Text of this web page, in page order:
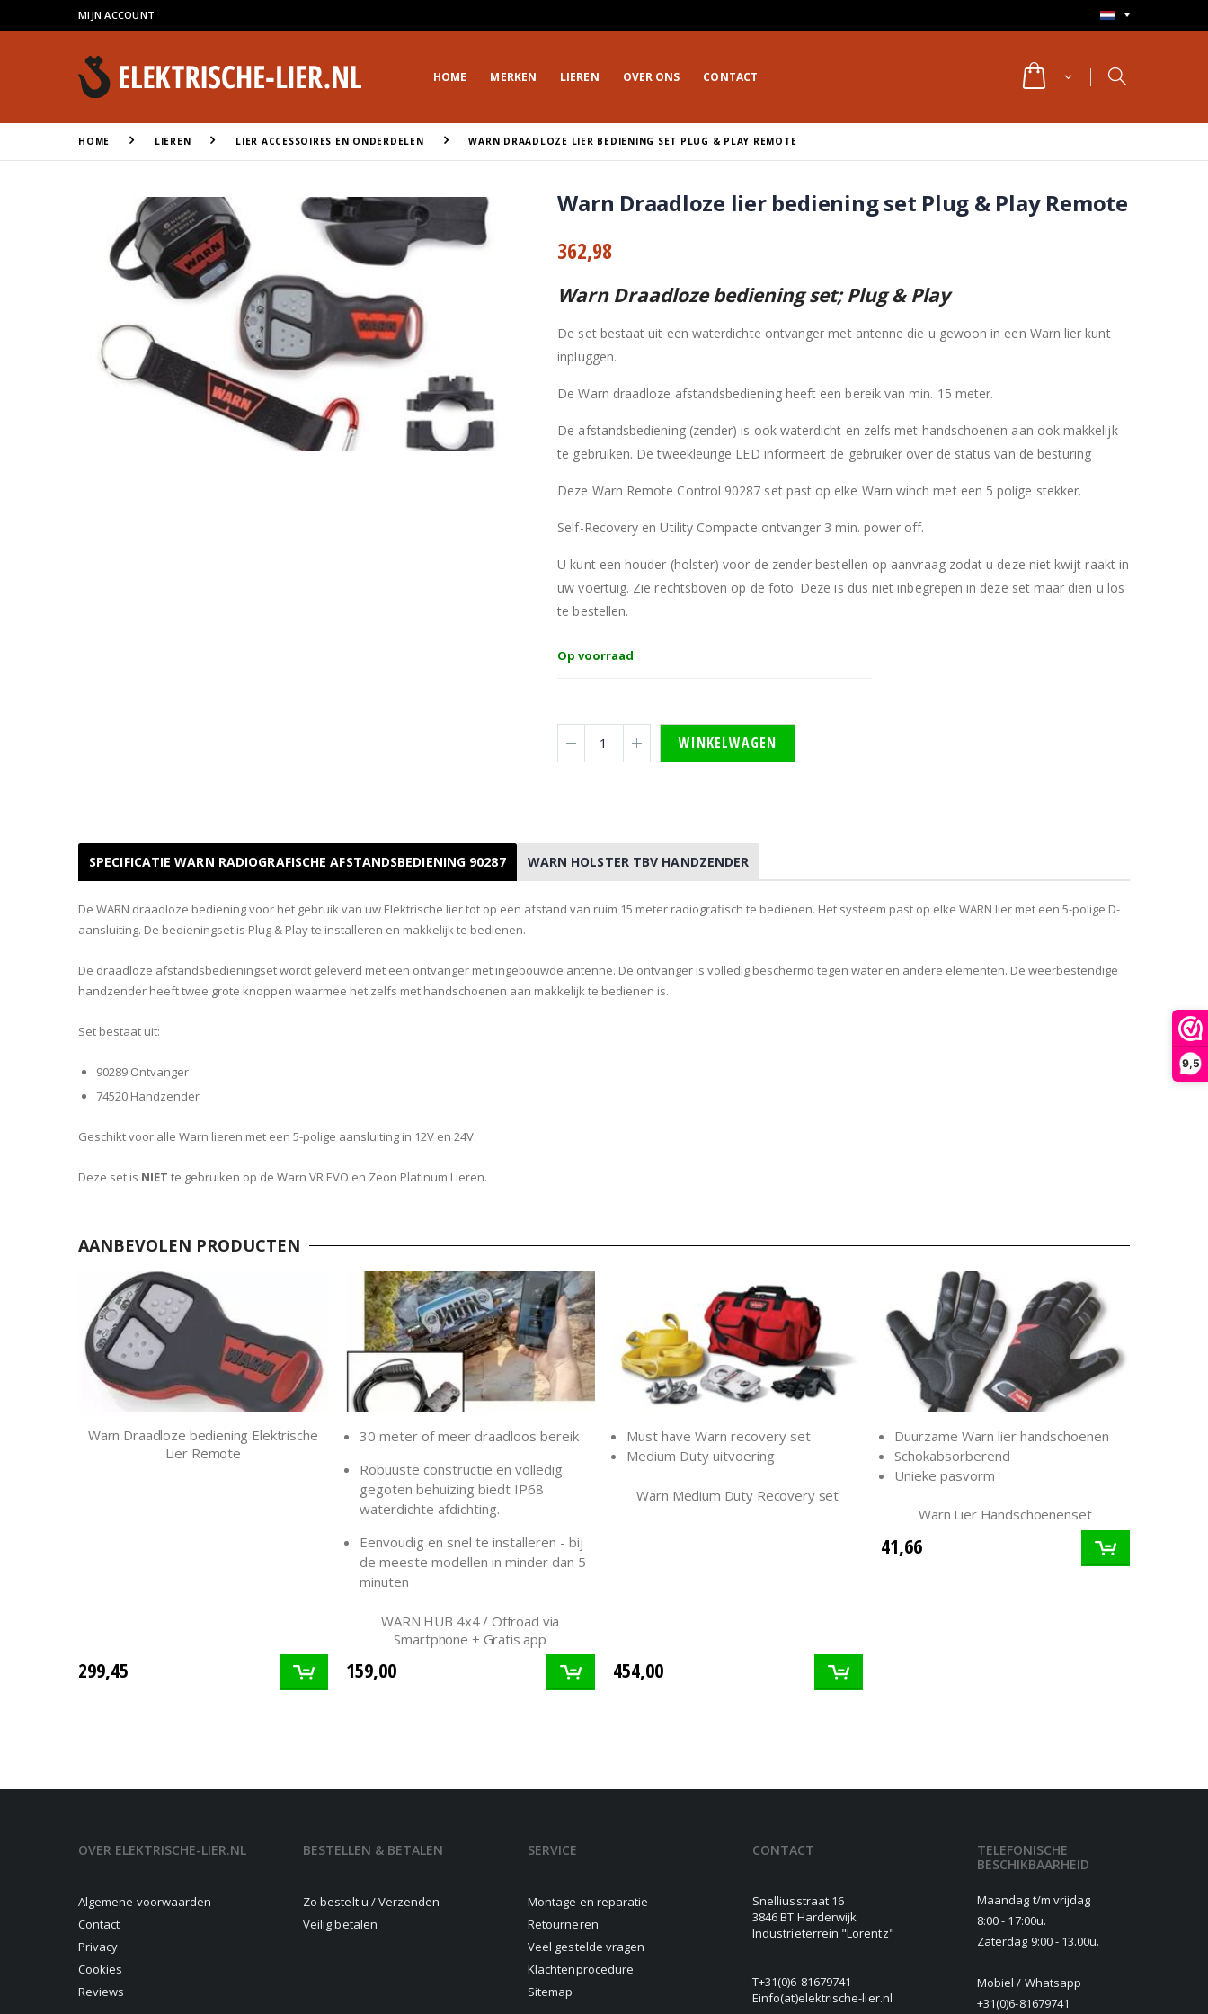
9,5
MIJN ACCOUNT
HOME MERKEN LIEREN OVER ONS CONTACT
HOME LIEREN LIER ACCESSOIRES EN ONDERDELEN WARN DRAADLOZE LIER BEDIENING SET PLUG & PLAY REMOTE
Warn Draadloze lier bediening set Plug & Play Remote
362,98
Warn Draadloze bediening set; Plug & Play
De set bestaat uit een waterdichte ontvanger met antenne die u gewoon in een Warn lier kunt
inpluggen.
De Warn draadloze afstandsbediening heeft een bereik van min. 15 meter.
De afstandsbediening (zender) is ook waterdicht en zelfs met handschoenen aan ook makkelijk
te gebruiken. De tweekleurige LED informeert de gebruiker over de status van de besturing
Deze Warn Remote Control 90287 set past op elke Warn winch met een 5 polige stekker.
Self-Recovery en Utility Compacte ontvanger 3 min. power off.
U kunt een houder (holster) voor de zender bestellen op aanvraag zodat u deze niet kwijt raakt in
uw voertuig. Zie rechtsboven op de foto. Deze is dus niet inbegrepen in deze set maar dien u los
te bestellen.
Op voorraad
WINKELWAGEN
SPECIFICATIE WARN RADIOGRAFISCHE AFSTANDSBEDIENING 90287 WARN HOLSTER TBV HANDZENDER
De WARN draadloze bediening voor het gebruik van uw Elektrische lier tot op een afstand van ruim 15 meter radiografisch te bedienen. Het systeem past op elke WARN lier met een 5-polige D-
aansluiting. De bedieningset is Plug & Play te installeren en makkelijk te bedienen.
De draadloze afstandsbedieningset wordt geleverd met een ontvanger met ingebouwde antenne. De ontvanger is volledig beschermd tegen water en andere elementen. De weerbestendige
handzender heeft twee grote knoppen waarmee het zelfs met handschoenen aan makkelijk te bedienen is.
Set bestaat uit:
90289 Ontvanger
74520 Handzender
Geschikt voor alle Warn lieren met een 5-polige aansluiting in 12V en 24V.
Deze set is NIET te gebruiken op de Warn VR EVO en Zeon Platinum Lieren.
AANBEVOLEN PRODUCTEN
Warn Draadloze bediening Elektrische
Lier Remote
299,45
30 meter of meer draadloos bereik
Robuuste constructie en volledig
gegoten behuizing biedt IP68
waterdichte afdichting.
Eenvoudig en snel te installeren - bij
de meeste modellen in minder dan 5
minuten
WARN HUB 4x4 / Offroad via
Smartphone + Gratis app
159,00
Must have Warn recovery set
Medium Duty uitvoering
Warn Medium Duty Recovery set
454,00
Duurzame Warn lier handschoenen
Schokabsorberend
Unieke pasvorm
Warn Lier Handschoenenset
41,66
OVER ELEKTRISCHE-LIER.NL
Algemene voorwaarden
Contact
Privacy
Cookies
Reviews
BESTELLEN & BETALEN
Zo bestelt u / Verzenden
Veilig betalen
SERVICE
Montage en reparatie
Retourneren
Veel gestelde vragen
Klachtenprocedure
Sitemap
CONTACT
Snelliusstraat 16
3846 BT Harderwijk
Industrieterrein "Lorentz"
T+31(0)6-81679741
Einfo(at)elektrische-lier.nl
TELEFONISCHE
BESCHIKBAARHEID
Maandag t/m vrijdag
8:00 - 17:00u.
Zaterdag 9:00 - 13.00u.
Mobiel / Whatsapp
+31(0)6-81679741